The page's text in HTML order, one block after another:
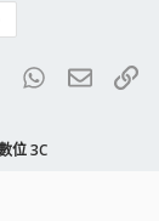
TumblrWhatsApp
電子
位 3C